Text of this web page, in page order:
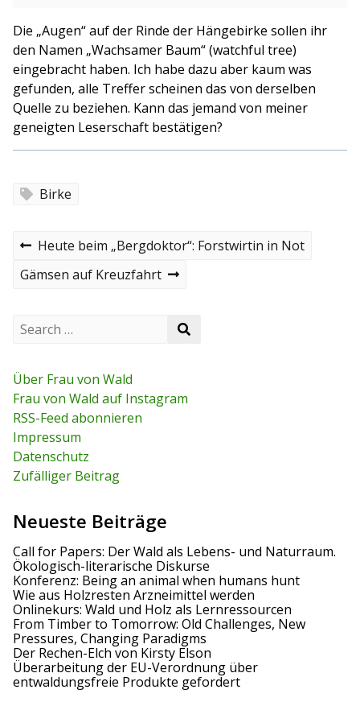
Die „Augen“ auf der Rinde der Hängebirke sollen ihr
den Namen „Wachsamer Baum“ (watchful tree)
eingebracht haben. Ich habe dazu aber kaum was
gefunden, alle Treffer scheinen das von derselben
Quelle zu beziehen. Kann das jemand von meiner
geneigten Leserschaft bestätigen?
Birke
B
e
t
a
g
s
n
v
i
g
a
t
i
P
e
u
o
s
t
Heute beim „Bergdoktor“: Forstwirtin in Not
N
p
t
Gämsen auf Kreuzfahrt
c
h
f
o
r
:
Über Frau von Wald
Frau von Wald auf Instagram
RSS-Feed abonnieren
Impressum
Datenschutz
Zufälliger Beitrag
Neueste Beiträge
Call for Papers: Der Wald als Lebens- und Naturraum.
Ökologisch-literarische Diskurse
Konferenz: Being an animal when humans hunt
Wie aus Holzresten Arzneimittel werden
Onlinekurs: Wald und Holz als Lernressourcen
From Timber to Tomorrow: Old Challenges, New
Pressures, Changing Paradigms
Der Rechen-Elch von Kirsty Elson
Überarbeitung der EU-Verordnung über
entwaldungsfreie Produkte gefordert